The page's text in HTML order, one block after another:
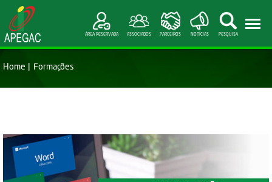
ÁREA RESERVADA ASSOCIADOS PARCEIROS NOTÍCIAS PESQUISA
Home Formações